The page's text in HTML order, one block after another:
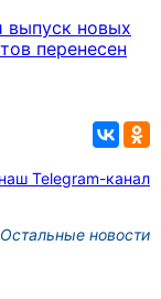
выпуск новых
перенесен
Telegram-канал
Остальные новости